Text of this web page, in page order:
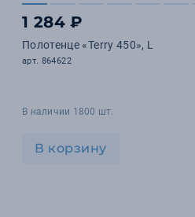
1 284 ₽
Полотенце «Terry 450», L
арт. 864622
В наличии 1800 шт.
В корзину